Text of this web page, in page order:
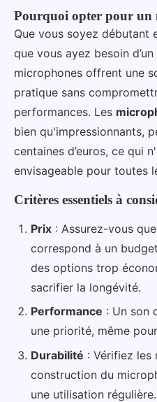
Pourquoi opter pour un
Que vous soyez débutant
que vous ayez besoin
microphones offrent une
pratique sans
performances. Les
bien qu'impressionnants,
centaines d’euros, ce qui
envisageable pour toutes
Critères essentiels à
Prix : Assurez-vous
correspond à un
des options trop
sacrifier la longévité.
Performance : Un son
une priorité, même
Durabilité : Vérifiez les
construction du
une utilisation régulière.